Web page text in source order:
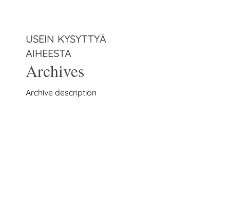
USEIN KYSYTTYÄ
AIHEESTA
Archives
Archive description